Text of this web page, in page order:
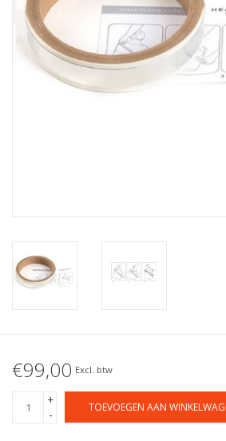
€99,00 Excl. btw
+
-
TOEVOEGEN AAN